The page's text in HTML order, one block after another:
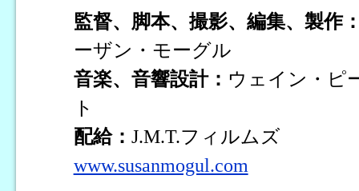
監督、脚本、撮影、編集、製作
ーザン・モーグル
音楽、音響設計： ウェイン・ピ
ト
配給： J.M.T.フィルムズ
www.susanmogul.com